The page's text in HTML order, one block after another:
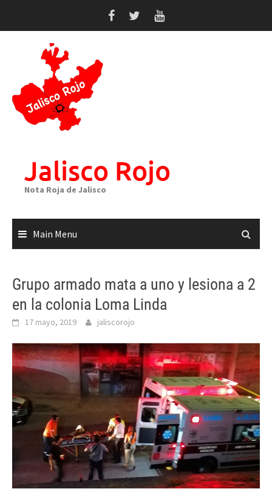
Jalisco Rojo
Nota Roja de Jalisco
Main Menu
Grupo armado mata a uno y lesiona a 2
en la colonia Loma Linda
17 mayo, 2019 jaliscorojo